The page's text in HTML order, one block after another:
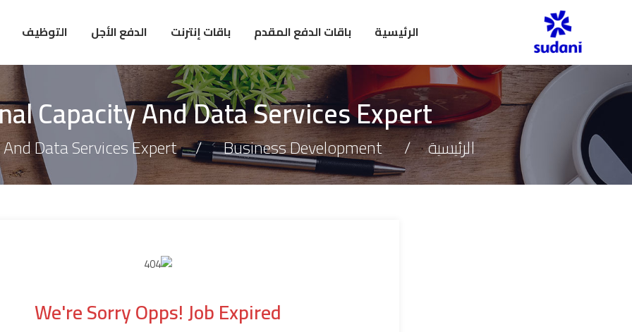
الرئيسية باقات الدفع المقدم باقات إنترنت الدفع الأجل التوظيف
Capacity And Data Services Expert
الرئيسية Business Development
Data Services Expert
We're Sorry Opps! Job Expired